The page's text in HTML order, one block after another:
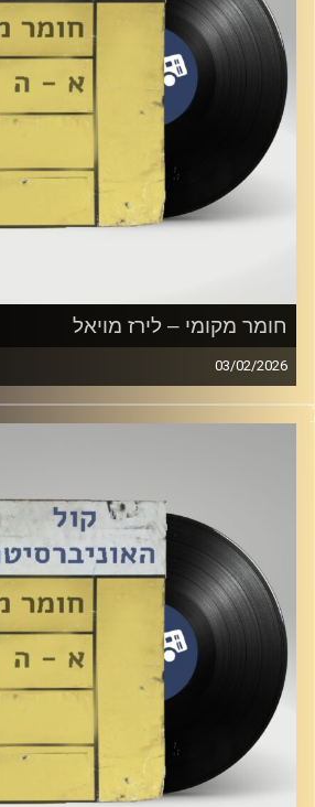
חומר מקומי – לירז מויאל
03/02/2026
שעה של מוזיקה ישראלית עם לירז מויאל